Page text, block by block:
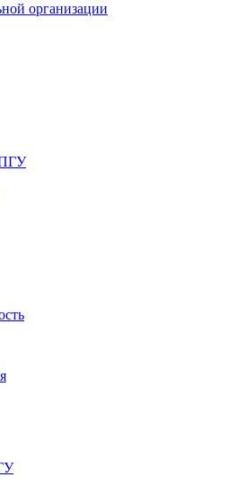
организации